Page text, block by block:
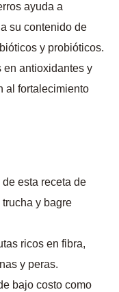
ayuda a
su contenido de
y probióticos.
en antioxidantes y
al fortalecimiento
esta receta de
y bagre
ricos en fibra,
y peras.
bajo costo como